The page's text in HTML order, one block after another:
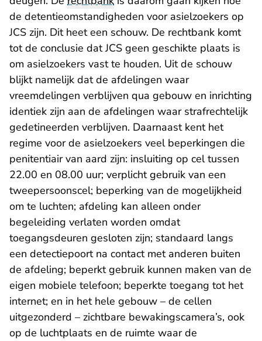
de detentieomstandigheden voor asielzoekers op
JCS zijn. Dit heet een schouw. De rechtbank komt
tot de conclusie dat JCS geen geschikte plaats is
om asielzoekers vast te houden. Uit de schouw
blijkt namelijk dat de afdelingen waar
vreemdelingen verblijven qua gebouw en inrichting
identiek zijn aan de afdelingen waar strafrechtelijk
gedetineerden verblijven. Daarnaast kent het
regime voor de asielzoekers veel beperkingen die
penitentiair van aard zijn: insluiting op cel tussen
22.00 en 08.00 uur; verplicht gebruik van een
tweepersoonscel; beperking van de mogelijkheid
om te luchten; afdeling kan alleen onder
begeleiding verlaten worden omdat
toegangsdeuren gesloten zijn; standaard langs
een detectiepoort na contact met anderen buiten
de afdeling; beperkt gebruik kunnen maken van de
eigen mobiele telefoon; beperkte toegang tot het
internet; en in het hele gebouw – de cellen
uitgezonderd – zichtbare bewakingscamera’s, ook
op de luchtplaats en de ruimte waar de